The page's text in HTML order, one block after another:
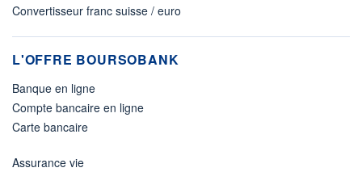
Convertisseur franc suisse / euro
L'OFFRE BOURSOBANK
Banque en ligne
Compte bancaire en ligne
Carte bancaire
Assurance vie